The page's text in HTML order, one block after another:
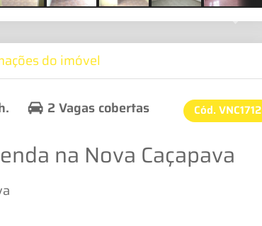
Next
do imóvel
2 Vagas cobertas Cód.VNC1712
na Nova Caçapava